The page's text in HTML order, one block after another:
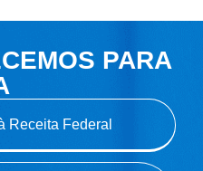
PARA
Receita Federal